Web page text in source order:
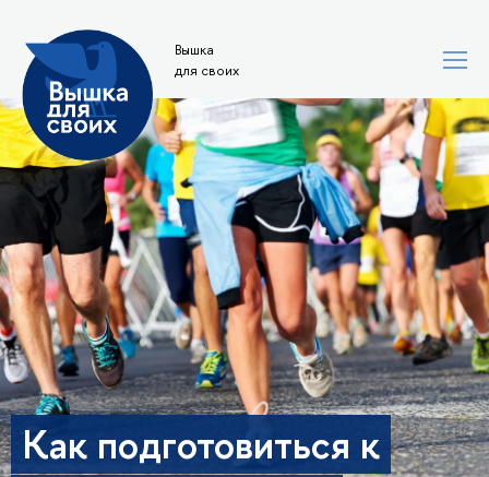
Вышка
для своих
Как подготовиться к